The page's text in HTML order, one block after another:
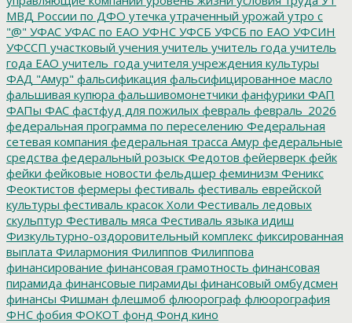
МВД России по ДФО утечка утраченный урожай утро с
"@" УФАС УФАС по ЕАО УФНС УФСБ УФСБ по ЕАО УФСИН
УФССП участковый учения учитель учитель года учитель
года ЕАО учитель_года учителя учреждения культуры
ФАД "Амур" фальсификация фальсифицированное масло
фальшивая купюра фальшивомонетчики фанфурики ФАП
ФАПы ФАС фастфуд для пожилых февраль февраль_2026
федеральная программа по переселению Федеральная
сетевая компания федеральная трасса Амур федеральные
средства федеральный розыск Федотов фейерверк фейк
фейки фейковые новости фельдшер феминизм Феникс
Феоктистов фермеры фестиваль фестиваль еврейской
культуры фестиваль красок Холи Фестиваль ледовых
скульптур Фестиваль мяса Фестиваль языка идиш
Физкультурно-оздоровительный комплекс фиксированная
выплата Филармония Филиппов Филиппова
финансирование финансовая грамотность финансовая
пирамида финансовые пирамиды финансовый омбудсмен
финансы Фишман флешмоб флюорограф флюорография
ФНС фобия ФОКОТ фонд Фонд кино